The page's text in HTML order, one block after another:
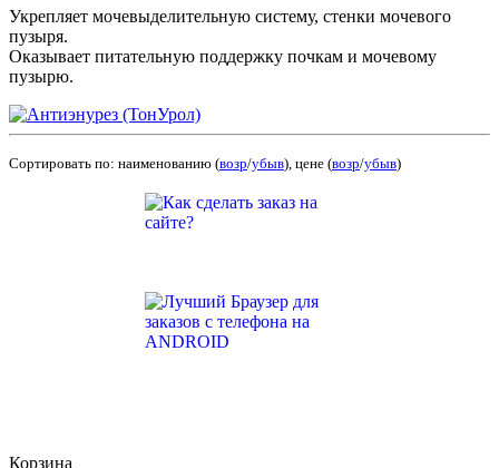
Укрепляет мочевыделительную систему, стенки мочевого
пузыря.
Оказывает питательную поддержку почкам и мочевому
пузырю.
Сортировать по: наименованию (возр/убыв), цене (возр/убыв)
Корзина